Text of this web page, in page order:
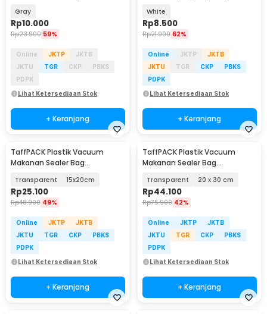
Gray
Rp10.000
Rp23.900 59%
Online JKTP
JKTB
JKTU
TGR CKP
PBKS
PDPK
Lihat Ketersediaan Stok
+ Keranjang
White
Rp8.500
Rp21.900 62%
Online JKTP
JKTB
JKTU
TGR CKP
PBKS
PDPK
Lihat Ketersediaan Stok
+ Keranjang
TaffPACK Plastik Vacuum
Makanan Sealer Bag
Transparent 15x20cm
Rp25.100
Rp48.900 49%
Online JKTP
JKTB
JKTU
TGR CKP
PBKS
PDPK
Lihat Ketersediaan Stok
+ Keranjang
TaffPACK Plastik Vacuum
Makanan Sealer Bag
Transparent 20 x 30 cm
Rp44.100
Rp75.900 42%
Online JKTP
JKTB
JKTU
TGR CKP
PBKS
PDPK
Lihat Ketersediaan Stok
+ Keranjang